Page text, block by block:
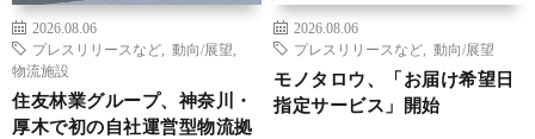
2026.08.06
プレスリリースなど
動向/展望
物流施設
住友林業グループ、神奈川・
厚木で初の自社運営型物流拠
2026.08.06
プレスリリースなど
動向/展望
モノタロウ、「お届け希望日
指定サービス」開始